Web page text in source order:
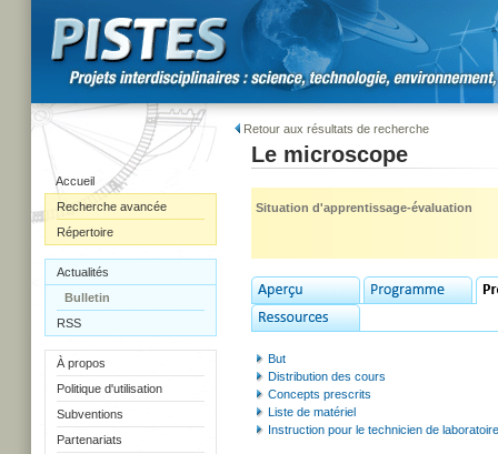
Accueil
Recherche avancée
Répertoire
Actualités
Bulletin
RSS
À propos
Politique d'utilisation
Subventions
Partenariats
Retour aux résultats de recherche
Le microscope
Situation d'apprentissage-évaluation
But
Distribution des cours
Concepts prescrits
Liste de matériel
Instruction pour le technicien de laboratoire